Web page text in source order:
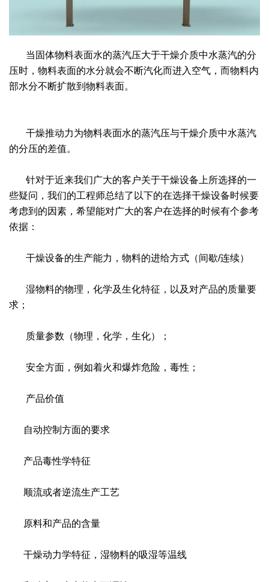
当固体物料表面水的蒸汽压大于干燥介质中水蒸汽的分
压时，物料表面的水分就会不断汽化而进入空气，而物料内
部水分不断扩散到物料表面。
干燥推动力为物料表面水的蒸汽压与干燥介质中水蒸汽
的分压的差值。
针对于近来我们广大的客户关于干燥设备上所选择的一
些疑问，我们的工程师总结了以下的在选择干燥设备时候要
考虑到的因素，希望能对广大的客户在选择的时候有个参考
依据：
干燥设备的生产能力，物料的进给方式（间歇/连续）
湿物料的物理，化学及生化特征，以及对产品的质量要
求；
质量参数（物理，化学，生化）；
安全方面，例如着火和爆炸危险，毒性；
产品价值
自动控制方面的要求
产品毒性学特征
顺流或者逆流生产工艺
原料和产品的含量
干燥动力学特征，湿物料的吸湿等温线